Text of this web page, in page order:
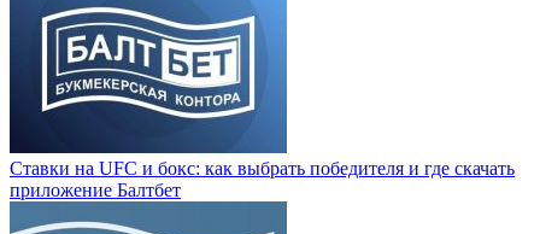
Ставки на UFC и бокс: как выбрать победителя и где скачать
приложение Балтбет